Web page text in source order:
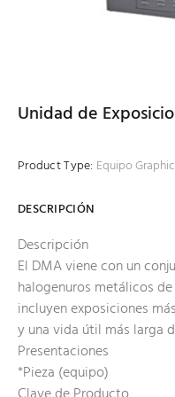
Unidad de
Product Type: Equipo
DESCRIPCIÓN
Descripción
El DMA viene con un
halogenuros metálicos
incluyen exposiciones
y una vida útil más larga
Presentaciones
*Pieza (equipo)